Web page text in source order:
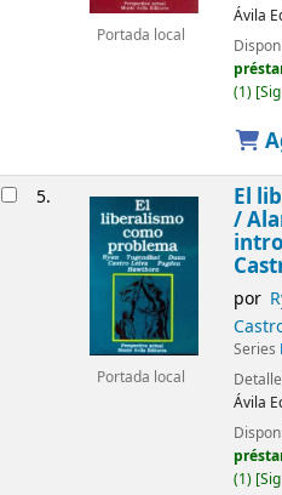
Portada local
Ávila
(1)
5.
Portada local
El
/
por
Series
Ávila
(1)